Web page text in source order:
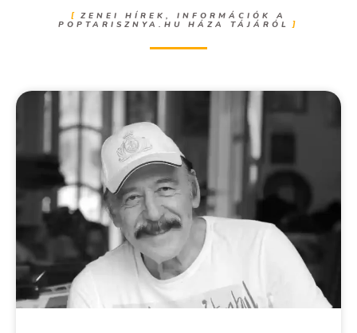
ZENEI HÍREK, INFORMÁCIÓK A
POPTARISZNYA.HU HÁZA TÁJÁRÓL